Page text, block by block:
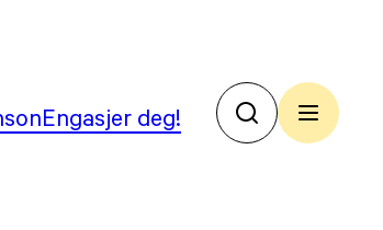
Engasjer deg!